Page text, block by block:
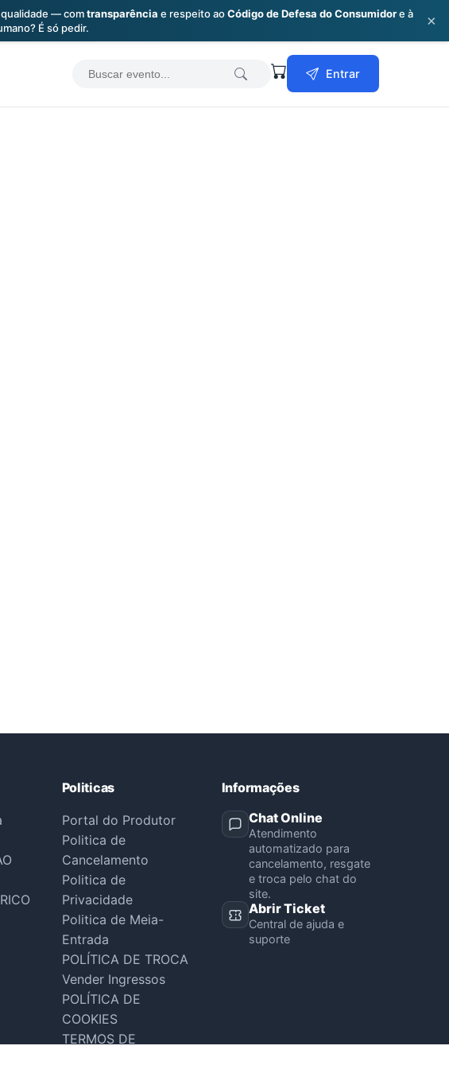
qualidade — comtransparência e respeito aoCódigo de Defesa do Consumidore à
É só pedir. ×
Search
Entrar
Politicas
Portal do Produtor
Politica de
Cancelamento
Politica de
Privacidade
Politica de Meia-
Entrada
POLÍTICA DE TROCA
Vender Ingressos
POLÍTICA DE
COOKIES
TERMOS DE
Informações
Chat Online
Atendimento
automatizado para
cancelamento, resgate
e troca pelo chat do
site.
Abrir Ticket
Central de ajuda e
suporte